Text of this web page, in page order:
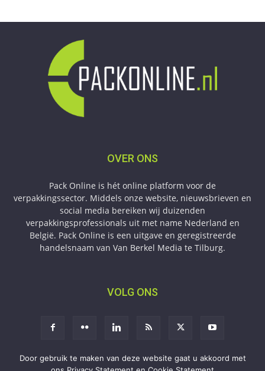
OVER ONS
Pack Online is hét online platform voor de
verpakkingssector. Middels onze website, nieuwsbrieven en
social media bereiken wij duizenden
verpakkingsprofessionals uit met name Nederland en
België. Pack Online is een uitgave en geregistreerde
handelsnaam van Van Berkel Media te Tilburg.
VOLG ONS
Door gebruik te maken van deze website gaat u akkoord met